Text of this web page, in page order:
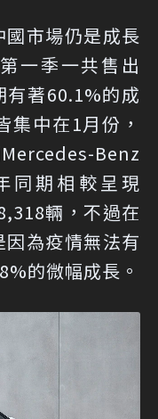
市場仍是成長
一季一共售出
有著60.1%的成
集中在1月份，
Benz
同期相較呈現
輛，不過在
為疫情無法有
的微幅成長。